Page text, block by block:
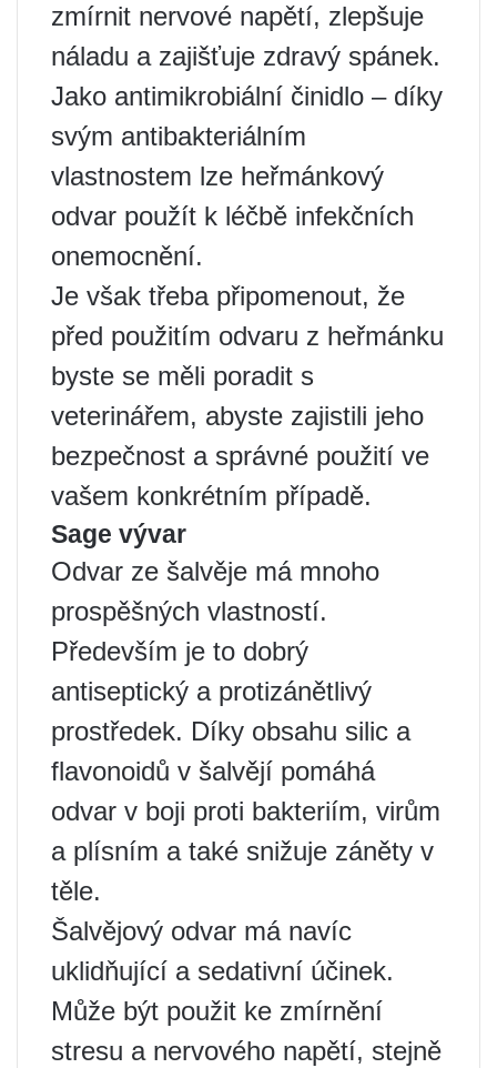
zmírnit nervové napětí, zlepšuje
náladu a zajišťuje zdravý spánek.
Jako antimikrobiální činidlo – díky
svým antibakteriálním
vlastnostem lze heřmánkový
odvar použít k léčbě infekčních
onemocnění.
Je však třeba připomenout, že
před použitím odvaru z heřmánku
byste se měli poradit s
veterinářem, abyste zajistili jeho
bezpečnost a správné použití ve
vašem konkrétním případě.
Sage vývar
Odvar ze šalvěje má mnoho
prospěšných vlastností.
Především je to dobrý
antiseptický a protizánětlivý
prostředek. Díky obsahu silic a
flavonoidů v šalvějí pomáhá
odvar v boji proti bakteriím, virům
a plísním a také snižuje záněty v
těle.
Šalvějový odvar má navíc
uklidňující a sedativní účinek.
Může být použit ke zmírnění
stresu a nervového napětí, stejně